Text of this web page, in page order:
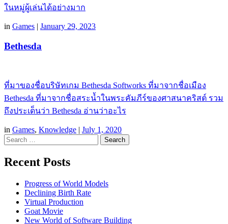
ในหมู่ผู้เล่นได้อย่างมาก
in Games | January 29, 2023
Bethesda
ที่มาของชื่อบริษัทเกม Bethesda Softworks ที่มาจากชื่อเมือง
Bethesda ที่มาจากชื่อสระน้ำในพระคัมภีร์ของศาสนาคริสต์ รวม
ถึงประเด็นว่า Bethesda อ่านว่าอะไร
in Games, Knowledge | July 1, 2020
Search
Recent Posts
Progress of World Models
Declining Birth Rate
Virtual Production
Goat Movie
New World of Software Building